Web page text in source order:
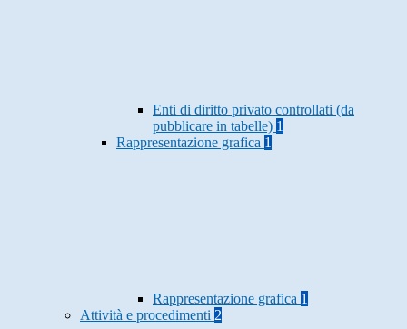
Enti di diritto privato controllati (da
pubblicare in tabelle) 1
Rappresentazione grafica 1
Rappresentazione grafica 1
Attività e procedimenti 2